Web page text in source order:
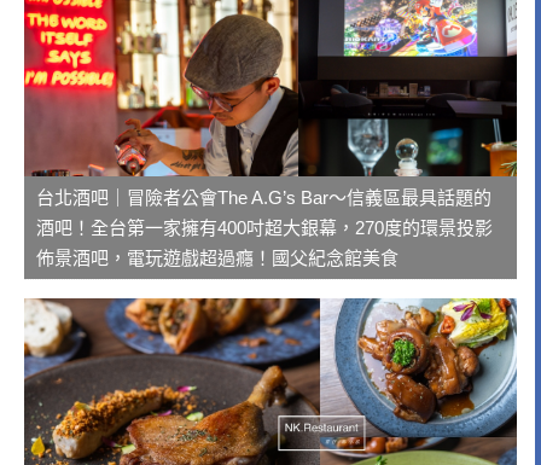
台北酒吧｜冒險者公會The A.G’s Bar～信義區最具話題的
酒吧！全台第一家擁有400吋超大銀幕，270度的環景投影
佈景酒吧，電玩遊戲超過癮！國父紀念館美食